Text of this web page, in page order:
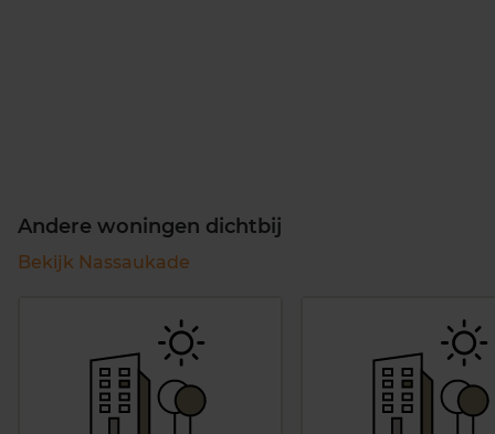
Andere woningen dichtbij
Bekijk Nassaukade